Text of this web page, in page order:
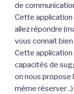
de
Cette application
allez répondre
vous connait
Cette
capacités de
on nous propose
même réserver